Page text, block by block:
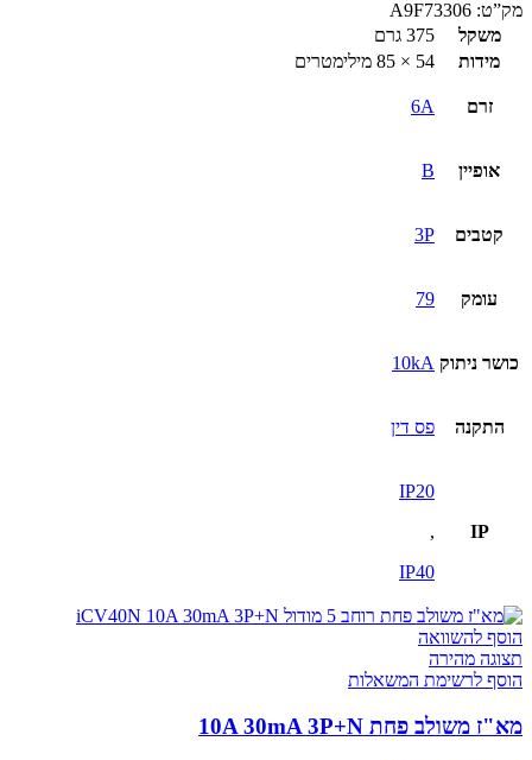
מא"ז
3P
iC60N
6A
מק”ט: A9F73306
משקל
375 גרם
מידות
54 × 85 מילימטרים
זרם 6A
אופיין B
קטבים 3P
עומק 79
כושר ניתוק 10kA
התקנה פס דין
IP
IP20
,
IP40
הוסף להשוואה
תצוגה מהירה
הוסף לרשימת המשאלות
מא"ז משולב פחת 10A 30mA 3P+N